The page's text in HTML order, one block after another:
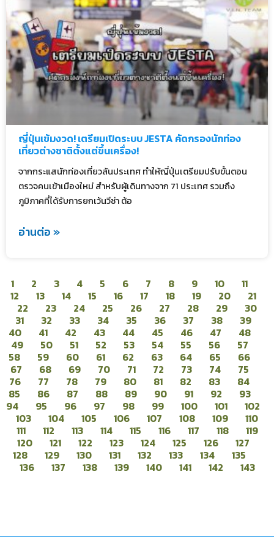
ญี่ปุ่นเข้มงวด! เตรียมเปิดระบบ JESTA คัดกรองนักท่อง
เที่ยวต่างชาติตั้งแต่ขึ้นเครื่อง!
จากกระแสนักท่องเที่ยวล้นประเทศ ทำให้ญี่ปุ่นเตรียมปรับขั้นตอน
ตรวจคนเข้าเมืองใหม่ สำหรับผู้เดินทางจาก 71 ประเทศ รวมถึง
ภูมิภาคที่ได้รับการยกเว้นวีซ่า ต้อ
อ่านต่อ »
1 2 3 4 5 6 7 8 9 10
11
12
13 14 15 16 17 18 19 20
21
22
23 24 25 26 27 28 29
30
31
32 33 34 35 36 37 38
39
40
41 42 43 44 45 46 47
48
49
50 51 52 53 54 55 56
57
58
59 60 61 62 63 64 65
66
67
68 69 70 71 72 73 74
75
76
77 78 79 80 81 82 83
84
85
86 87 88 89 90 91 92
93
94
95 96 97 98 99 100 101
102
103
104 105 106 107 108 109
110
111
112 113 114 115 116 117 118
119
120
121 122 123 124 125 126
127
128
129 130 131 132 133 134
135
136
137 138 139 140 141 142 143